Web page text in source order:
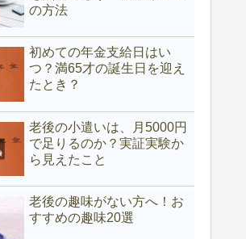
の方法
初めての年金支給日はい
つ？満65才の誕生日を迎え
たとき？
老後の小遣いは、月5000円
で足りるのか？実証実験か
ら見えたこと
老後の趣味がない方へ！お
すすめの趣味20選